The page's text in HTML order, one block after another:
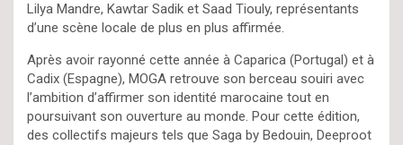
Lilya Mandre, Kawtar Sadik et Saad Tiouly, représentants
d’une scène locale de plus en plus affirmée.
Après avoir rayonné cette année à Caparica (Portugal) et à
Cadix (Espagne), MOGA retrouve son berceau souiri avec
l’ambition d’affirmer son identité marocaine tout en
poursuivant son ouverture au monde. Pour cette édition,
des collectifs majeurs tels que Saga by Bedouin, Deeproot